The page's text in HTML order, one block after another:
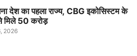
देश का पहला राज्य, CBG इकोसिस्टम के
मिले 50 करोड़
2026